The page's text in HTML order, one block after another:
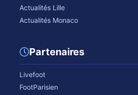
Actualités Lille
Actualités Monaco
Partenaires
Livefoot
FootParisien